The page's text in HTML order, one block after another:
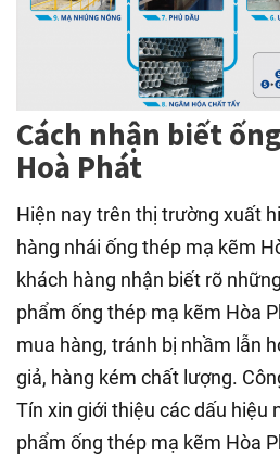
Cách nhận biết
Hoà Phát
Hiện nay trên thị trường xuất
hàng nhái ống thép mạ kẽm
khách hàng nhận biết rõ
phẩm ống thép mạ kẽm Hòa
mua hàng, tránh bị nhầm lẫn
giả, hàng kém chất lượng.
Tín xin giới thiệu các dấu hiệu
phẩm ống thép mạ kẽm Hòa